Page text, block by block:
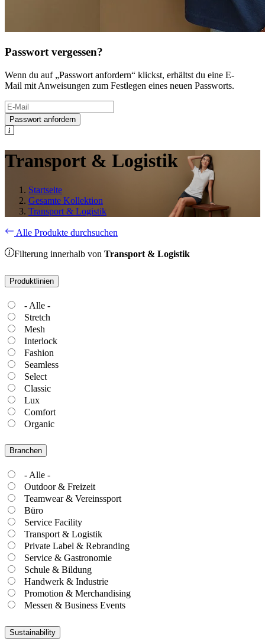
Passwort vergessen?
Wenn du auf „Passwort anfordern“ klickst, erhältst du eine E-
Mail mit Anweisungen zum Festlegen eines neuen Passworts.
Passwort anfordern
Transport & Logistik
Startseite
Gesamte Kollektion
Transport & Logistik
Alle Produkte durchsuchen
Filterung innerhalb von Transport & Logistik
Produktlinien
- Alle -
Stretch
Mesh
Interlock
Fashion
Seamless
Select
Classic
Lux
Comfort
Organic
Branchen
- Alle -
Outdoor & Freizeit
Teamwear & Vereinssport
Büro
Service Facility
Transport & Logistik
Private Label & Rebranding
Service & Gastronomie
Schule & Bildung
Handwerk & Industrie
Promotion & Merchandising
Messen & Business Events
Sustainability